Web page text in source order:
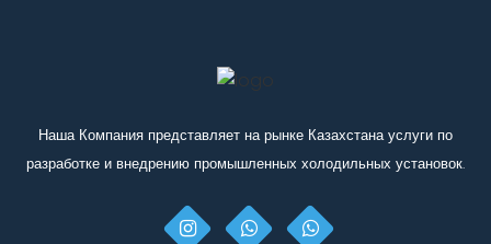
Наша Компания представляет на рынке Казахстана услуги по
разработке и внедрению промышленных холодильных установок.